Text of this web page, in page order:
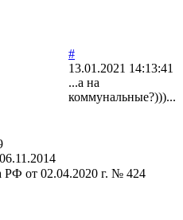
06.11.2014
#
13.01.2021 14:13:41
...а на
коммунальные?)))...
РФ от 02.04.2020 г. № 424